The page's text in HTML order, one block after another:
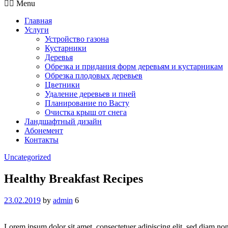
Menu
Главная
Услуги
Устройство газона
Кустарники
Деревья
Обрезка и придания форм деревьям и кустарникам
Обрезка плодовых деревьев
Цветники
Удаление деревьев и пней
Планирование по Васту
Очистка крыш от снега
Ландшафтный дизайн
Абонемент
Контакты
Categories
Uncategorized
Healthy Breakfast Recipes
23.02.2019 by admin 6